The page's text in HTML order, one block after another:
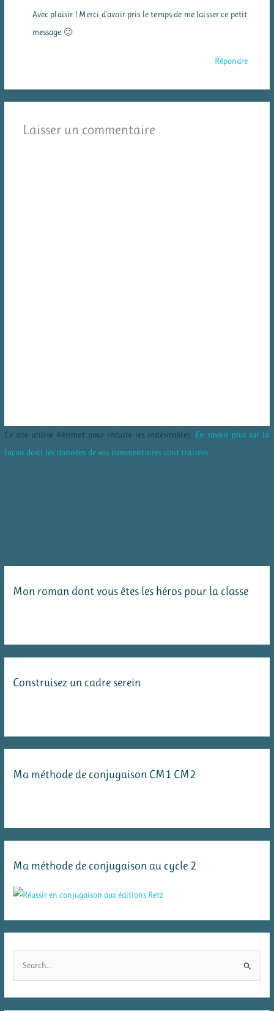
Avec plaisir ! Merci d’avoir pris le temps de me laisser ce petit
message 🙂
Répondre
Laisser un commentaire
Ce site utilise Akismet pour réduire les indésirables. En savoir plus sur la
façon dont les données de vos commentaires sont traitées
Mon roman dont vous êtes les héros pour la classe
Construisez un cadre serein
Ma méthode de conjugaison CM1 CM2
Ma méthode de conjugaison au cycle 2